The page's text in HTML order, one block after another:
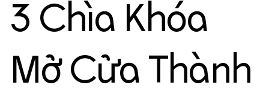
3 Chìa Khóa
Mở Cửa Thành